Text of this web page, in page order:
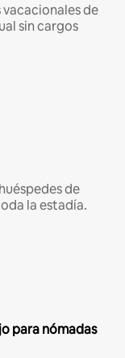
de
sin cargos
de
la estadía.
para nómadas